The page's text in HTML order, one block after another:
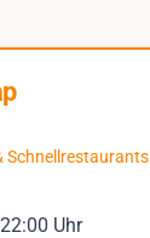
Schnellrestaurants
Uhr